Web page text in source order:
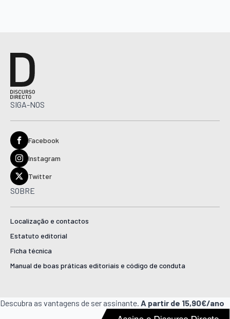
SIGA-NOS
Facebook
Instagram
Twitter
SOBRE
Localização e contactos
Estatuto editorial
Ficha técnica
Manual de boas práticas editoriais e código de conduta
Descubra as vantagens de ser assinante. A partir de 15,90€/ano